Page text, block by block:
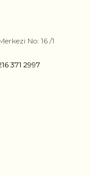
No: 16 /1
371 2997